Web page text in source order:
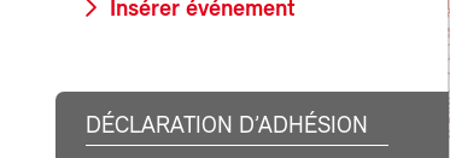
Insérer événement
DÉCLARATION D’ADHÉSION